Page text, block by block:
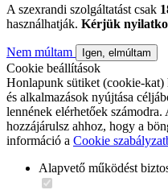
A szexrandi szolgáltatást csak
használhatják. Kérjük
Nem múltam Igen, elmúltam
Cookie beállítások
Honlapunk sütiket (cookie-kat)
és alkalmazások nyújtása
lennének elérhetőek
hozzájárulsz ahhoz, hogy a
információ a Cookie
Alapvető működést